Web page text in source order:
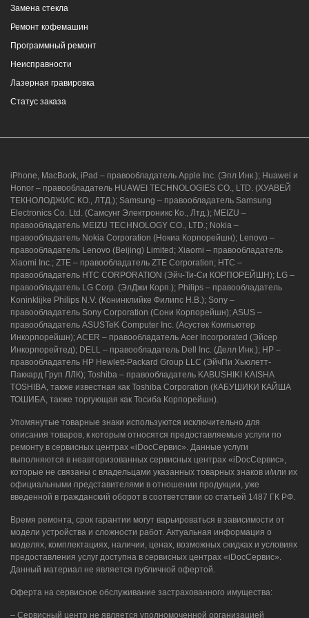
Замена стекла
Ремонт кофемашин
Программный ремонт
Неисправности
Лазерная гравировка
Статус заказа
iPhone, MacBook, iPad – правообладатель Apple Inc. (Эпл Инк.); Huawei и
Honor – правообладатель HUAWEI TECHNOLOGIES CO., LTD. (ХУАВЕЙ
ТЕКНОЛОДЖИС КО., ЛТД.); Samsung – правообладатель Samsung
Electronics Co. Ltd. (Самсунг Электроникс Ко., Лтд.); MEIZU –
правообладатель MEIZU TECHNOLOGY CO., LTD.; Nokia –
правообладатель Nokia Corporation (Нокиа Корпорейшн); Lenovo –
правообладатель Lenovo (Beijing) Limited; Xiaomi – правообладатель
Xiaomi Inc.; ZTE – правообладатель ZTE Corporation; HTC –
правообладатель HTC CORPORATION (Эйч-Ти-Си КОРПОРЕЙШН); LG –
правообладатель LG Corp. (ЭлДжи Корп.); Philips – правообладатель
Koninklijke Philips N.V. (Конинклийке Филипс Н.В.); Sony –
правообладатель Sony Corporation (Сони Корпорейшн); ASUS –
правообладатель ASUSTeK Computer Inc. (Асустек Компьютер
Инкорпорейшн); ACER – правообладатель Acer Incorporated (Эйсер
Инкорпорейтед); DELL – правообладатель Dell Inc. (Делл Инк.); HP –
правообладатель HP Hewlett-Packard Group LLC (ЭйчПи Хьюлетт-
Паккард Груп ЛЛК); Toshiba – правообладатель KABUSHIKI KAISHA
TOSHIBA, также известная как Toshiba Corporation (КАБУШИКИ КАЙША
ТОШИБА, также торгующая как Тосиба Корпорейшн).
Упомянутые товарные знаки используются исключительно для
описания товаров, к которым относятся предоставляемые услуги по
ремонту в сервисных центрах «iDocСервис». Данные услуги
выполняются в неавторизованных сервисных центрах «iDocСервис»,
которые не связаны с владельцами указанных товарных знаков и/или их
официальными представителями в отношении продукции, уже
введенной в гражданский оборот в соответствии со статьей 1487 ГК РФ.
Время ремонта, срок гарантии могут варьироваться в зависимости от
модели устройства и сложности работ. Актуальная информация о
моделях, комплектациях, наличии, ценах, возможных скидках и условиях
предоставления услуг доступна в сервисных центрах «iDocСервис».
Данный материал не является публичной офертой.
Оферта на сервисное обслуживание застрахованного имущества:
– Сервисный центр не является уполномоченной организацией